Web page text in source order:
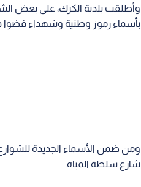
وأطلقت بلدية الكرك، على بعض
بأسماء رموز وطنية وشهداء قضوا
ومن ضمن الأسماء الجديدة للشوارع
شارع سلطة المياه.